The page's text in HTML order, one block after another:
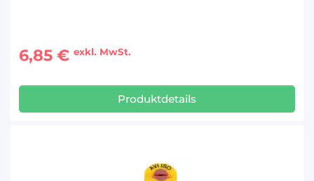
6,85 € exkl. MwSt.
Produktdetails